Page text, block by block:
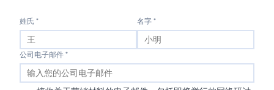
姓氏 * 名字 *
公司电子邮件 *